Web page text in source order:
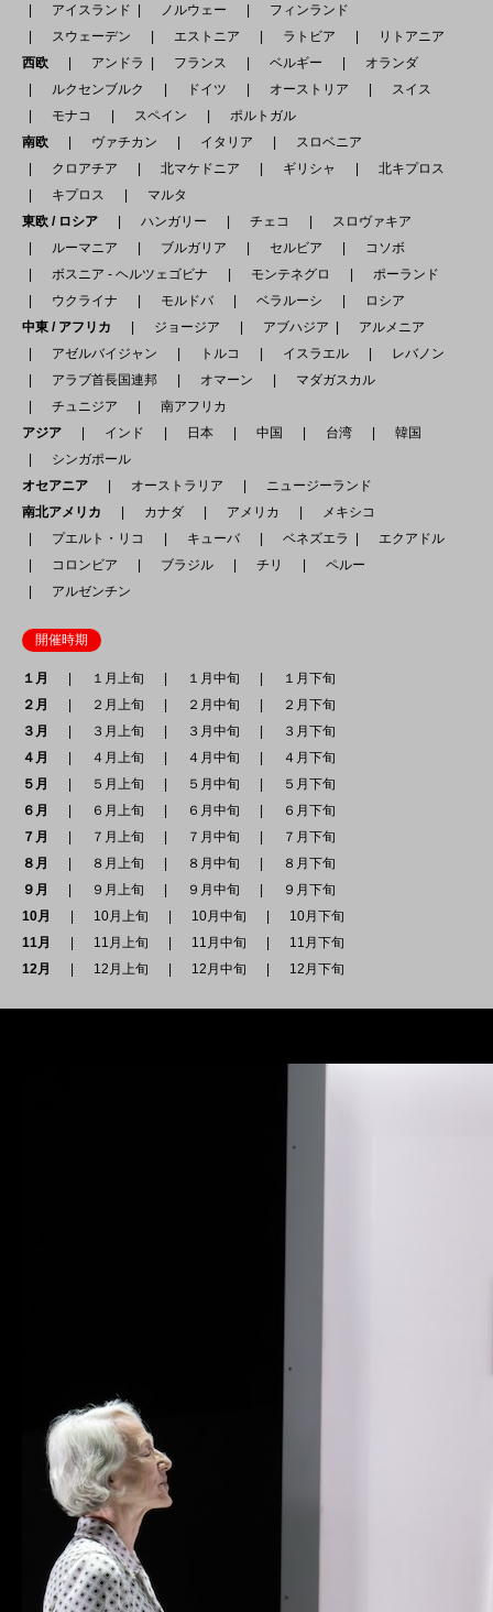
アイスランド
ノルウェー
フィンランド
スウェーデン
エストニア ラトビア
リトアニア
西欧
アンドラ フランス ベルギー
オランダ
ルクセンブルク
ドイツ オーストリア
スイス
モナコ
スペイン
ポルトガル
南欧
ヴァチカン イタリア
スロベニア
クロアチア
北マケドニア ギリシャ
北キプロス
キプロス
マルタ
東欧 / ロシア
ハンガリー チェコ
スロヴァキア
ルーマニア
ブルガリア セルビア
コソボ
ボスニア - ヘルツェゴビナ
モンテネグロ
ポーランド
ウクライナ
モルドバ ベラルーシ
ロシア
中東 / アフリカ
ジョージア アブハジア
アルメニア
アゼルバイジャン
トルコ イスラエル
レバノン
アラブ首長国連邦
オマーン
マダガスカル
チュニジア
南アフリカ
アジア
インド 日本 中国 台湾
韓国
シンガポール
オセアニア
オーストラリア
ニュージーランド
南北アメリカ
カナダ アメリカ
メキシコ
プエルト・リコ
キューバ ベネズエラ
エクアドル
コロンビア
ブラジル チリ
ペルー
アルゼンチン
開催時期
１月 １月上旬 １月中旬
１月下旬
２月
２月上旬 ２月中旬
２月下旬
３月
３月上旬 ３月中旬
３月下旬
４月
４月上旬 ４月中旬
４月下旬
５月
５月上旬 ５月中旬
５月下旬
６月
６月上旬 ６月中旬
６月下旬
７月
７月上旬 ７月中旬
７月下旬
８月
８月上旬 ８月中旬
８月下旬
９月
９月上旬 ９月中旬
９月下旬
10月
10月上旬 10月中旬
10月下旬
11月
11月上旬 11月中旬
11月下旬
12月
12月上旬 12月中旬 12月下旬